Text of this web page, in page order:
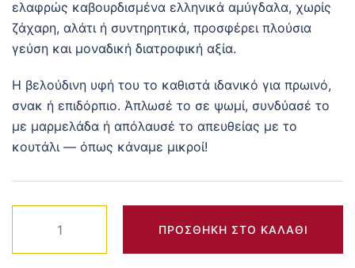
ελαφρώς καβουρδισμένα ελληνικά αμύγδαλα, χωρίς
ζάχαρη, αλάτι ή συντηρητικά, προσφέρει πλούσια
γεύση και μοναδική διατροφική αξία.
Η βελούδινη υφή του το καθιστά ιδανικό για πρωινό,
σνακ ή επιδόρπιο. Άπλωσέ το σε ψωμί, συνδύασέ το
με μαρμελάδα ή απόλαυσέ το απευθείας με το
κουτάλι — όπως κάναμε μικροί!
Ελληνικά
ΠΡΟΣΘΉΚΗ ΣΤΟ ΚΑΛΆΘΙ